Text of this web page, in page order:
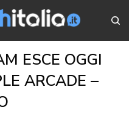
ESCE OGGI
ARCADE –